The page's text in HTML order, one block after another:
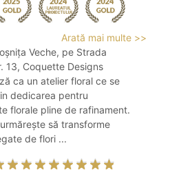
Arată mai multe >>
Veche, pe Strada
13, Coquette Designs
ca un atelier floral ce se
dedicarea pentru
florale pline de rafinament.
să transforme
de flori ...